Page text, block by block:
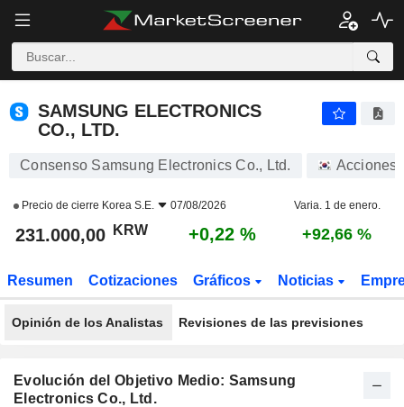
SAMSUNG ELECTRONICS
CO., LTD.
Consenso Samsung Electronics Co., Ltd. Acciones
Precio de cierre Korea S.E. 07/08/2026 Varia. 1 de enero.
231.000,00 KRW +0,22 % +92,66 %
Resumen Cotizaciones Gráficos Noticias
Opinión de los Analistas Revisiones de las previsiones
Evolución del Objetivo Medio: Samsung
Electronics Co., Ltd.